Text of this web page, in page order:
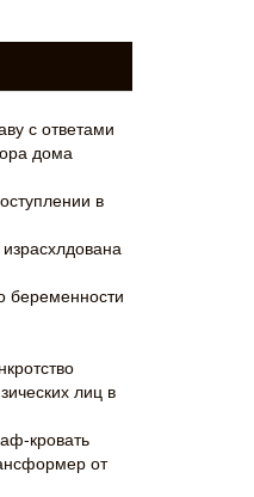
с ответами
дома
в
беременности
лиц в
кровать
от